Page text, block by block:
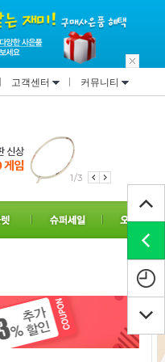
고객센터 커뮤니티
1/3